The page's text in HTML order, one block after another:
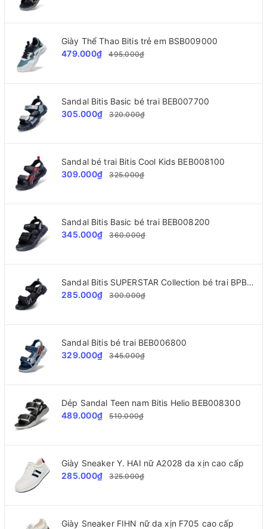
Giày Thể Thao Bitis trẻ em BSB009000
479.000₫
495.000₫
Sandal Bitis Basic bé trai BEB007700
305.000₫
320.000₫
Sandal bé trai Bitis Cool Kids BEB008100
309.000₫
325.000₫
Sandal Bitis Basic bé trai BEB008200
345.000₫
360.000₫
Sandal Bitis SUPERSTAR Collection bé trai BPB002300
285.000₫
300.000₫
Sandal Bitis bé trai BEB006800
329.000₫
345.000₫
Dép Sandal Teen nam Bitis Helio BEB008300
489.000₫
510.000₫
Giày Sneaker Y. HAI nữ A2028 da xịn cao cấp
285.000₫
325.000₫
Giày Sneaker FIHN nữ da xịn F705 cao cấp